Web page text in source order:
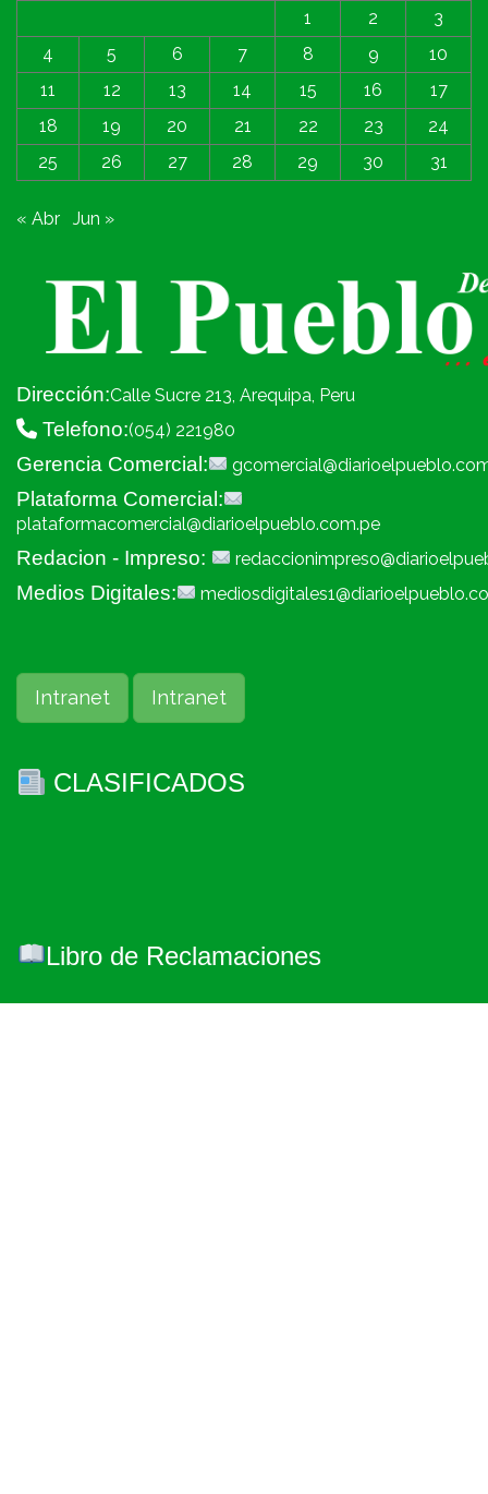
1 2
3
4
5 6 7 8 9
10
11
12 13 14 15 16
17
18
19 20 21 22 23
24
25
26 27 28 29 30 31
« Abr Jun »
Dirección:Calle Sucre 213, Arequipa, Peru
Telefono:(054) 221980
Gerencia Comercial:
Plataforma Comercial:
plataformacomercial@diarioelpueblo.com.pe
Redacion - Impreso:
Medios Digitales:
Intranet Intranet
CLASIFICADOS
Libro de Reclamaciones